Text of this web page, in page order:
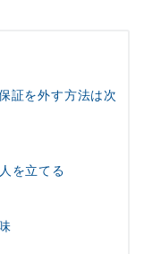
証を外す方法は次
を立てる